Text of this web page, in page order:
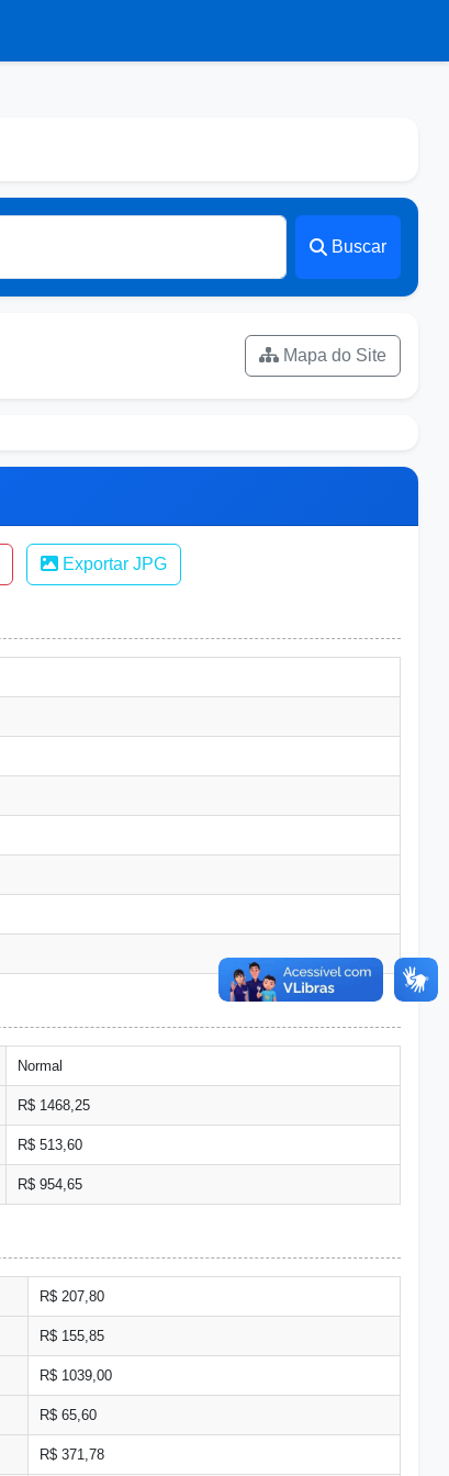
Buscar
Mapa do Site
Exportar JPG
Normal
R$ 1468,25
R$ 513,60
R$ 954,65
R$ 207,80
R$ 155,85
R$ 1039,00
R$ 65,60
R$ 371,78